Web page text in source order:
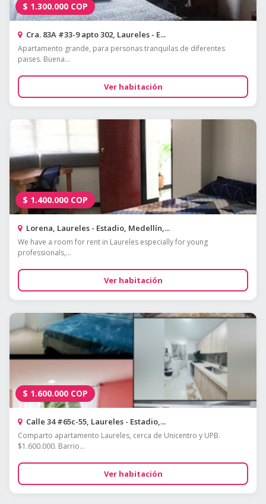
$ 1.300.000 COP
Cra. 83A #33-9 apto 302, Laureles - E...
Apartamento grande, para personas tranquilas de diferentes
paises. Buena...
Ver habitación
$ 1.400.000 COP
Lorena, Laureles - Estadio, Medellín,...
We have a room for rent in Laureles especially for young
professionals,...
Ver habitación
$ 1.600.000 COP
Calle 34 #65c-55, Laureles - Estadio,...
Comparto apartamento Laureles, cerca de Unicentro y UPB.
$1.600.000. Barrio...
Ver habitación